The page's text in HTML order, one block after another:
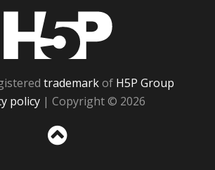
trademarkof H5P Group
policy | Copyright © 2026